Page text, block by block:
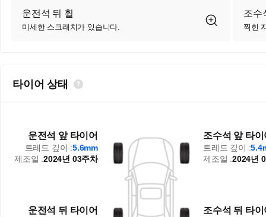
운전석 뒤 휠
미세한 스크래치가 있습니다.
조수
찍힌
타이어 상태
운전석 앞 타이어
트레드 깊이 :5.6mm
제조일 :2024년 03주차
운전석 뒤 타이어 조수석 뒤 타이
조수석 앞 타이
트레드 깊이 :
제조일 :2024년